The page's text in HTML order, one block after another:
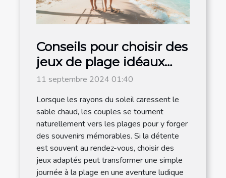
Conseils pour choisir des
jeux de plage idéaux
pour les couples
11 septembre 2024 01:40
Lorsque les rayons du soleil caressent le
sable chaud, les couples se tournent
naturellement vers les plages pour y forger
des souvenirs mémorables. Si la détente
est souvent au rendez-vous, choisir des
jeux adaptés peut transformer une simple
journée à la plage en une aventure ludique